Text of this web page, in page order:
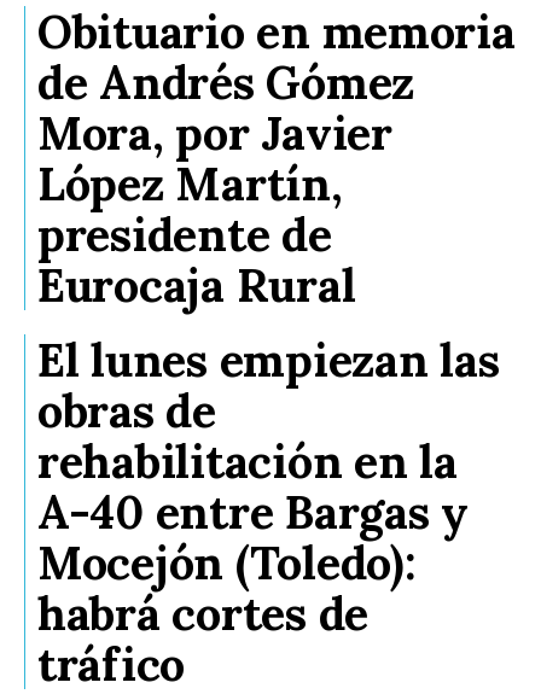
Obituario en memoria
de Andrés Gómez
Mora, por Javier
López Martín,
presidente de
Eurocaja Rural
El lunes empiezan las
obras de
rehabilitación en la
A-40 entre Bargas y
Mocejón (Toledo):
habrá cortes de
tráfico